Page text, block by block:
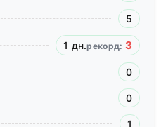
5
1 дн.рекорд: 3
0
0
1